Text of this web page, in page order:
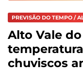
PREVISÃO DO TEMPO /
Alto Vale
chuviscos